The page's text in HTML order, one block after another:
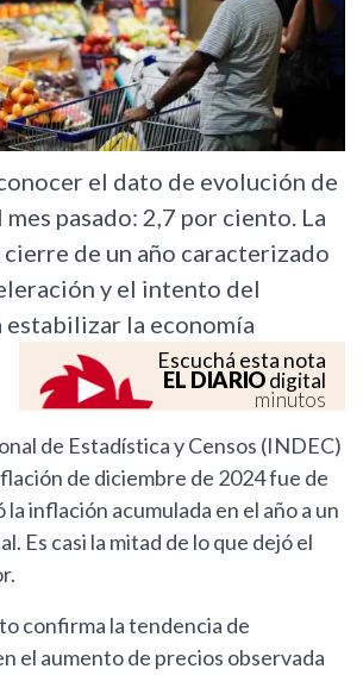
el dato de evolución de
pasado: 2,7 por ciento. La
de un año caracterizado
y el intento del
estabilizar la economía
Escuchá esta nota
EL DIARIOdigital
minutos
de Estadística y Censos (INDEC)
de diciembre de 2024 fue de
la inflación acumulada en el año a un
Es casi la mitad de lo que dejó el
confirma la tendencia de
el aumento de precios observada